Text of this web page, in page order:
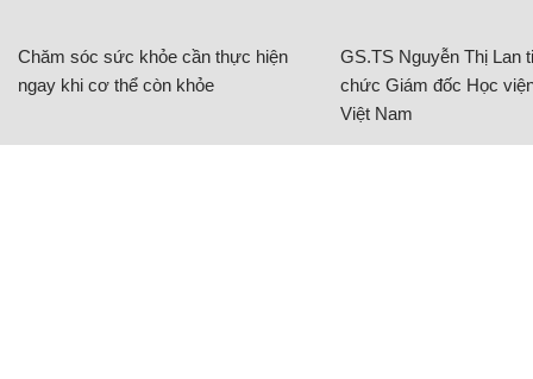
Chăm sóc sức khỏe cần thực hiện
ngay khi cơ thể còn khỏe
GS.TS Nguyễn Thị Lan
chức Giám đốc Học
Việt Nam